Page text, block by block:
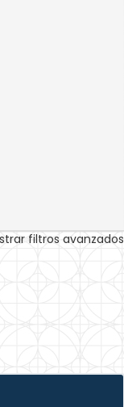
filtros avanzados